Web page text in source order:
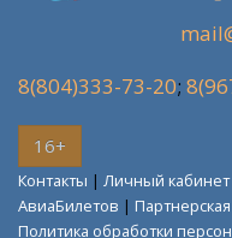
8(804)333-73-20;
16+
Контакты | Личный кабинет
АвиаБилетов |
Политика обработки